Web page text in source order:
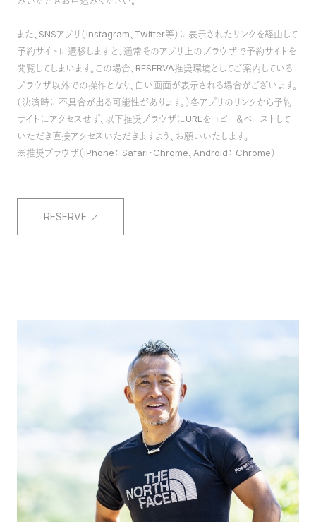
また、SNSアプリ（Instagram、Twitter等）に表示されたリンクを経由して
予約サイトに遷移しますと、通常そのアプリ上のブラウザで予約サイトを
閲覧してしまいます。この場合、RESERVA推奨環境としてご案内している
ブラウザ以外での操作となり、白い画面が表示される場合がございます。
（決済時に不具合が出る可能性があります。）各アプリのリンクから予約
サイトにアクセスせず、以下推奨ブラウザにURLをコピー＆ペーストして
いただき直接アクセスいただきますよう、お願いいたします。
※推奨ブラウザ（iPhone： Safari・Chrome、Android： Chrome）
RESERVE